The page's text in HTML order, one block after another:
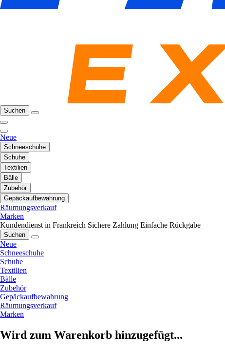
Suchen
Neue
Schneeschuhe
Schuhe
Textilien
Bälle
Zubehör
Gepäckaufbewahrung
Räumungsverkauf
Marken
Kundendienst in Frankreich Sichere Zahlung Einfache Rückgabe
Suchen
Neue
Schneeschuhe
Schuhe
Textilien
Bälle
Zubehör
Gepäckaufbewahrung
Räumungsverkauf
Marken
Wird zum Warenkorb hinzugefügt...